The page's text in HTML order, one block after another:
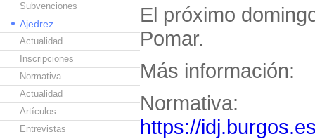
Subvenciones
Ajedrez
Actualidad
Inscripciones
Normativa
Actualidad
Artículos
Entrevistas
El próximo
Pomar.
Más información:
Normativa:
https://